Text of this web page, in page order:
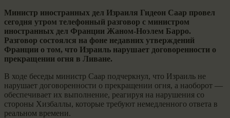
Министр иностранных дел Израиля Гидеон Саар провел
сегодня утром телефонный разговор с министром
иностранных дел Франции Жаном-Ноэлем Барро.
Разговор состоялся на фоне недавних утверждений
Франции о том, что Израиль нарушает договоренности о
прекращении огня в Ливане.
В ходе беседы министр Саар подчеркнул, что Израиль не
нарушает договоренности о прекращении огня, а наоборот —
обеспечивает их выполнение, реагируя на нарушения со
стороны Хизбаллы, которые требуют немедленного ответа в
реальном времени.